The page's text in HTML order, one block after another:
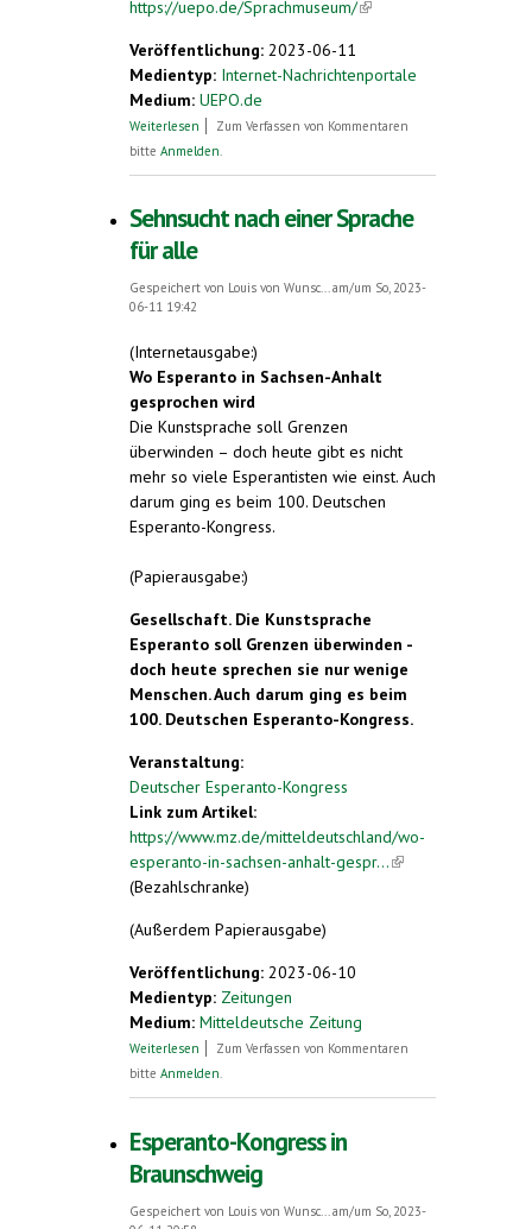
https://uepo.de/Sprachmuseum/(link is
Veröffentlichung: 2023-06-11
Medientyp: Internet-Nachrichtenportale
Medium: UEPO.de
Weiterlesen über Sprachmuseum
Zum Verfassen von Kommentaren
bitte Anmelden
Sehnsucht nach einer Sprache
für alle
Gespeichert von Louis von Wunsc...am/um So, 2023-
06-11 19:42
(Internetausgabe:)
Wo Esperanto in Sachsen-Anhalt
gesprochen wird
Die Kunstsprache soll Grenzen
überwinden – doch heute gibt es nicht
mehr so viele Esperantisten wie einst. Auch
darum ging es beim 100. Deutschen
Esperanto-Kongress.
(Papierausgabe:)
Gesellschaft. Die Kunstsprache
Esperanto soll Grenzen überwinden -
doch heute sprechen sie nur wenige
Menschen. Auch darum ging es beim
100. Deutschen Esperanto-Kongress.
Veranstaltung:
Deutscher Esperanto-Kongress
Link zum Artikel:
https://www.mz.de/mitteldeutschland/wo-
esperanto-in-sachsen-anhalt-gespr...(link is
(Bezahlschranke)
(Außerdem Papierausgabe)
Veröffentlichung: 2023-06-10
Medientyp: Zeitungen
Medium: Mitteldeutsche Zeitung
Weiterlesen über Sehnsucht nach einer Sprache für
Zum Verfassen von Kommentaren
bitte Anmelden.
Esperanto-Kongress in
Braunschweig
Gespeichert von Louis von Wunsc...am/um So, 2023-